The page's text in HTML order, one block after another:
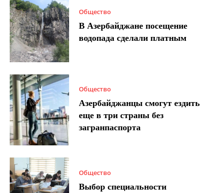
Общество
В Азербайджане посещение
водопада сделали платным
Общество
Азербайджанцы смогут ездить
еще в три страны без
загранпаспорта
Общество
Выбор специальности